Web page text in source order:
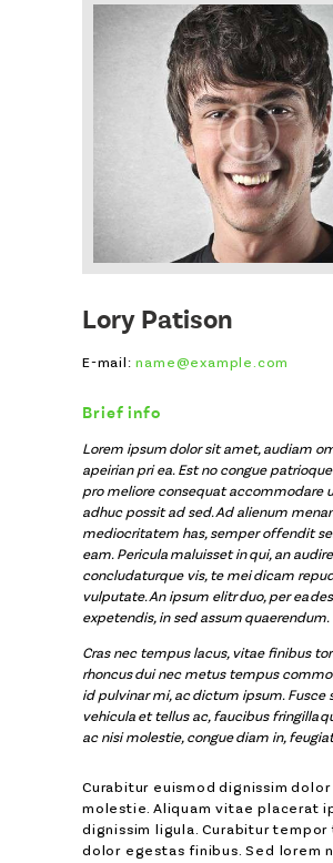
Lory Patison
E-mail:name@example.com
Brief info
Lorem ipsum dolor sit amet, audiam
apeirian pri ea. Est no congue
pro meliore consequat accommodare
adhuc possit ad sed. Ad alienum
mediocritatem has, semper offendit
eam. Pericula maluisset in qui, an
concludaturque vis, te mei dicam
vulputate. An ipsum elitr duo, per ea
expetendis, in sed assum quaerendum.
Cras nec tempus lacus, vitae finibus
rhoncus dui nec metus tempus
id pulvinar mi, ac dictum ipsum. Fusce
vehicula et tellus ac, faucibus fringilla
ac nisi molestie, congue diam in,
Curabitur euismod dignissim
molestie. Aliquam vitae placerat
dignissim ligula. Curabitur tempor
dolor egestas finibus. Sed lorem